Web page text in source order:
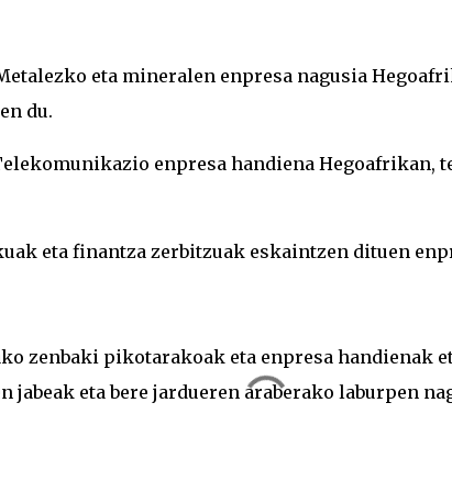
eta mineralen enpresa nagusia
du.
enpresa handiena Hegoafrikan,
eta finantza zerbitzuak eskaintzen dituen
zenbaki pikotarakoak eta enpresa handienak
jabeak eta bere jardueren araberako laburpen